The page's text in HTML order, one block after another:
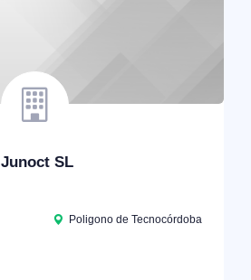
Junoct SL
Poligono de Tecnocórdoba